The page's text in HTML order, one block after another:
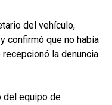
del vehículo,
confirmó que no había
la denuncia
del equipo de